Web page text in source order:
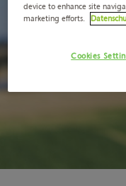
device to enhance site
marketing efforts.
Cookies